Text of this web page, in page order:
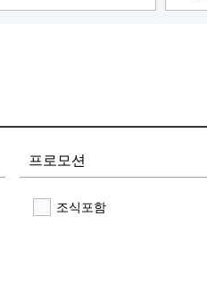
프로모션
조식포함